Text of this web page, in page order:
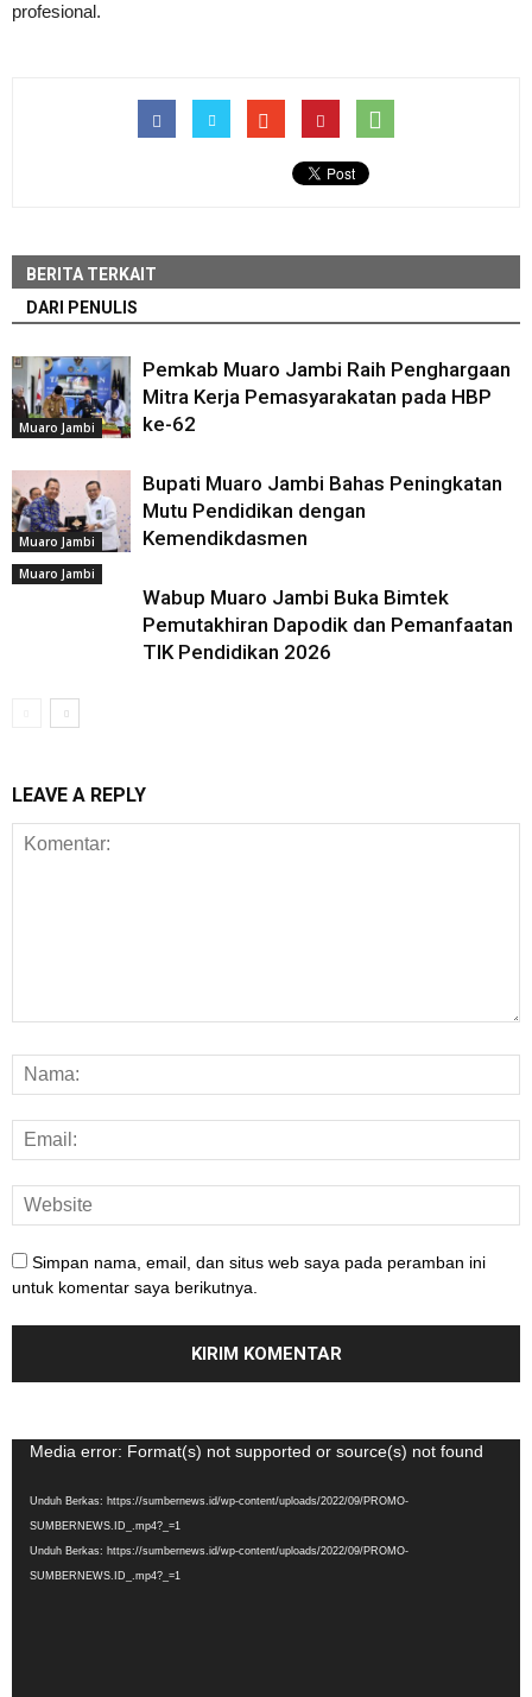
profesional.
BERITA TERKAIT
DARI PENULIS
Muaro Jambi
Pemkab Muaro Jambi Raih Penghargaan
Mitra Kerja Pemasyarakatan pada HBP
ke-62
Muaro Jambi
Bupati Muaro Jambi Bahas Peningkatan
Mutu Pendidikan dengan
Kemendikdasmen
Muaro Jambi
Wabup Muaro Jambi Buka Bimtek
Pemutakhiran Dapodik dan Pemanfaatan
TIK Pendidikan 2026
LEAVE A REPLY
Simpan nama, email, dan situs web saya pada peramban ini
untuk komentar saya berikutnya.
Pemutar
Media error: Format(s) not supported or source(s) not found
Unduh Berkas: https://sumbernews.id/wp-content/uploads/2022/09/PROMO-
SUMBERNEWS.ID_.mp4?_=1
Unduh Berkas: https://sumbernews.id/wp-content/uploads/2022/09/PROMO-
SUMBERNEWS.ID_.mp4?_=1